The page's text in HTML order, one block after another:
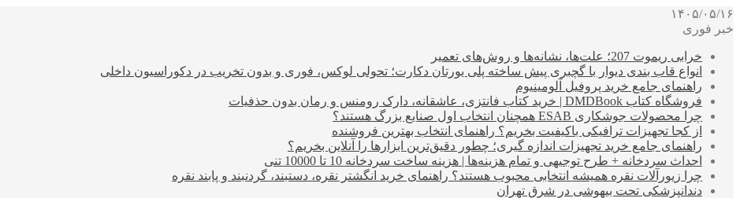
۱۴۰۵/۰۵/۱۶
خبر فوری
خرابی ریموت 207؛ علت‌ها، نشانه‌ها و روش‌های تعمیر
انواع قاب بندی دیوار با گچبری پیش ساخته پلی یورتان دکارت؛ تحولی لوکس، فوری و بدون تخریب در دکوراسیون داخلی
راهنمای جامع خرید پروفیل آلومینیوم
فروشگاه کتاب DMDBook | خرید کتاب فانتزی، عاشقانه، دارک رومنس و رمان بدون حذفیات
چرا محصولات جوشکاری ESAB همچنان انتخاب اول صنایع بزرگ هستند؟
از کجا تجهیزات ترافیکی باکیفیت بخریم؟ راهنمای انتخاب بهترین فروشنده
راهنمای جامع خرید تجهیزات اندازه گیری؛ چطور دقیق‌ترین ابزارها را آنلاین بخریم؟
احداث سردخانه + طرح توجیهی و تمام هزینه‌ها | هزینه ساخت سردخانه 10 تا 10000 تنی
چرا زیورآلات نقره همیشه انتخابی محبوب هستند؟ راهنمای خرید انگشتر نقره، دستبند، گردنبند و پابند نقره
دندانپزشکی تحت بیهوشی در شرق تهران